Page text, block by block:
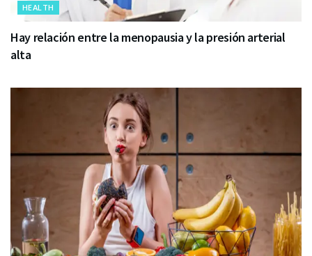
HEALTH
Hay relación entre la menopausia y la presión arterial
alta